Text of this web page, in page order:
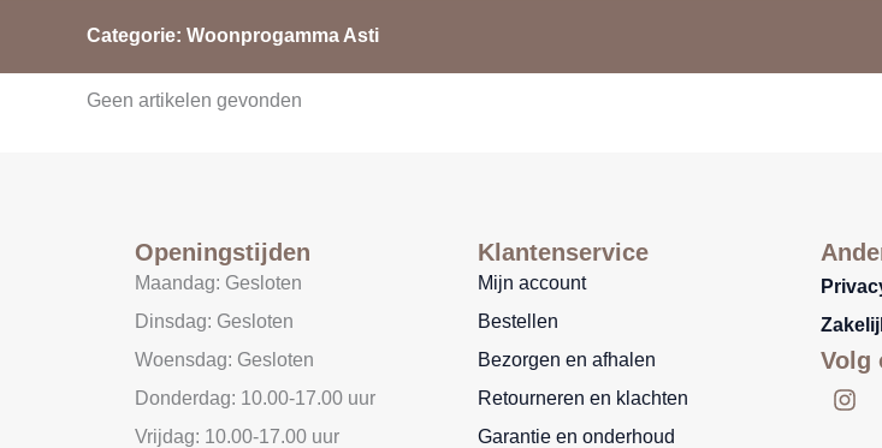
Categorie: Woonprogamma Asti
Geen artikelen gevonden
Openingstijden
Maandag: Gesloten
Dinsdag: Gesloten
Woensdag: Gesloten
Donderdag: 10.00-17.00 uur
Vrijdag: 10.00-17.00 uur
Klantenservice
Mijn account
Bestellen
Bezorgen en afhalen
Retourneren en klachten
Garantie en onderhoud
Volg
I
n